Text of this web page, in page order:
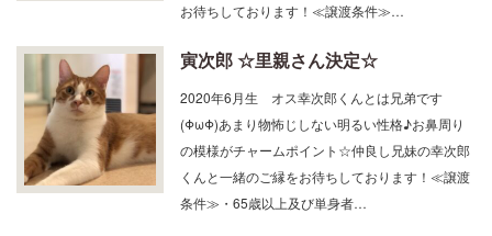
お待ちしております！≪譲渡条件≫…
寅次郎 ☆里親さん決定☆
2020年6月生 オス幸次郎くんとは兄弟です
(ΦωΦ)あまり物怖じしない明るい性格♪お鼻周り
の模様がチャームポイント☆仲良し兄妹の幸次郎
くんと一緒のご縁をお待ちしております！≪譲渡
条件≫・65歳以上及び単身者…